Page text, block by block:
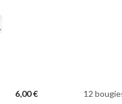
6,00 € 12